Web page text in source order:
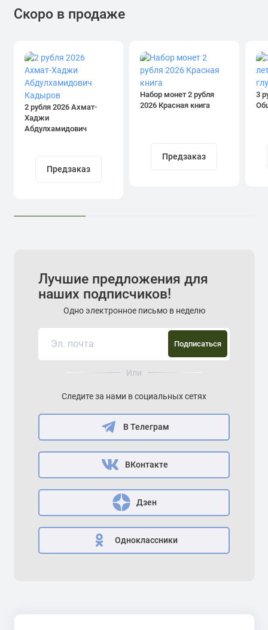
Скоро в продаже
2 рубля 2026 Ахмат-
Хаджи
Абдулхамидович
Предзаказ
Набор монет 2 рубля
2026 Красная книга
Предзаказ
3
Лучшие предложения для
наших подписчиков!
Одно электронное письмо в неделю
Подписаться
Или
Следите за нами в социальных сетях
В Телеграм
ВКонтакте
Дзен
Одноклассники